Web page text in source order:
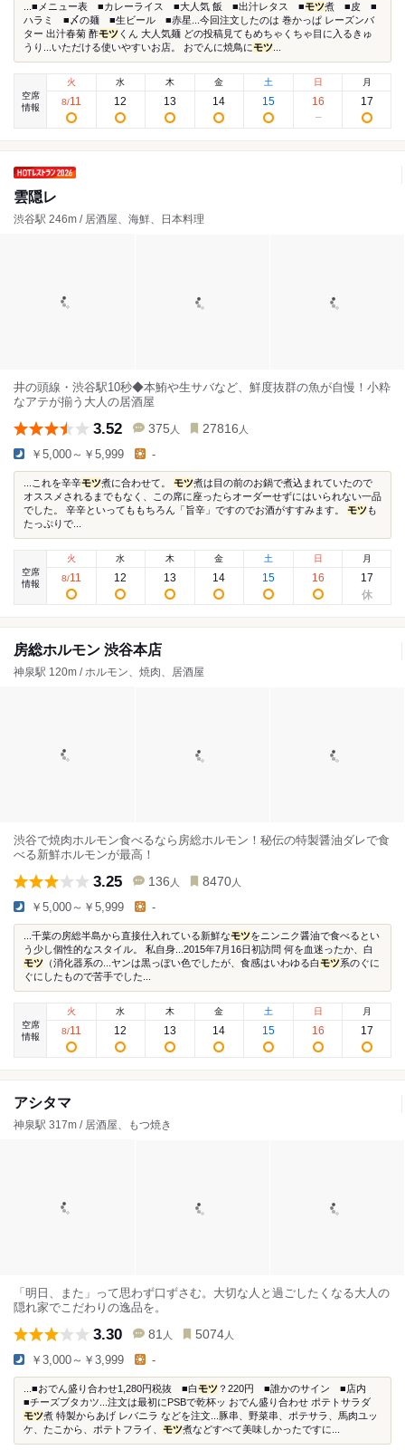
...■メニュー表 ■カレーライス ■大人気 飯 ■出汁レタス ■モツ煮 ■皮 ■
ハラミ ■〆の麺 ■生ビール ■赤星...今回注文したのは 巻かっぱ レーズンバ
ター 出汁春菊 酢モツ くん 大人気麺 どの投稿見てもめちゃくちゃ目に入るきゅ
うり...いただける使いやすいお店。 おでんに焼鳥にモツ
空席
情報
火
8/11
水
12
木
13
金
14
土
15
日
16
月
17
雲隠レ
渋谷駅 246m / 居酒屋、海鮮、日本料理
井の頭線・渋谷駅10秒◆本鮪や生サバなど、鮮度抜群の魚が自慢！小粋
なアテが揃う大人の居酒屋
3.52 375 人 27816 人
￥5,000～￥5,999 -
...これを辛辛モツ煮に合わせて。 モツ煮は目の前のお鍋で煮込まれていたので
オススメされるまでもなく、この席に座ったらオーダーせずにはいられない一品
でした。 辛辛といってももちろん「旨辛」ですのでお酒がすすみます。 モツも
たっぷりで...
空席
情報
火
8/11
水
12
木
13
金
14
土
15
日
16
月
17
房総ホルモン 渋谷本店
神泉駅 120m / ホルモン、焼肉、居酒屋
渋谷で焼肉ホルモン食べるなら房総ホルモン！秘伝の特製醤油ダレで食
べる新鮮ホルモンが最高！
3.25 136 人 8470 人
￥5,000～￥5,999 -
...千葉の房総半島から直接仕入れている新鮮なモツをニンニク醤油で食べるとい
う少し個性的なスタイル。 私自身...2015年7月16日初訪問 何を血迷ったか、白
モツ （消化器系の...ヤンは黒っぽい色でしたが、食感はいわゆる白モツ系のぐに
ぐにしたもので苦手でした...
空席
情報
火
8/11
水
12
木
13
金
14
土
15
日
16
月
17
アシタマ
神泉駅 317m / 居酒屋、もつ焼き
「明日、また」って思わず口ずさむ。大切な人と過ごしたくなる大人の
隠れ家でこだわりの逸品を。
3.30 81 人 5074 人
￥3,000～￥3,999 -
...■おでん盛り合わせ1,280円税抜 ■白モツ ？220円 ■誰かのサイン ■店内
■チーズブタカツ...注文は最初にPSBで乾杯ッ おでん盛り合わせ ポテトサラダ
モツ煮 特製からあげ レバニラ などを注文...豚串、野菜串、ポテサラ、馬肉ユッ
ケ、たこから、ポテトフライ、 モツ煮などすべて美味しかったですに...